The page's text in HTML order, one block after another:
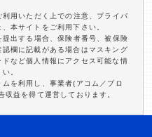
用いただく上での注意、プライバ
本サイトをご利用下さい。
出する場合、保険者番号、被保険
欄に記載がある場合はマスキング
など個人情報にアクセス可能な情
。
を利用し、事業者(アコム／プロ
収益を得て運営しております。